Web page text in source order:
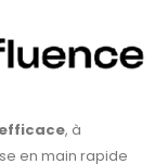
, à
en main rapide